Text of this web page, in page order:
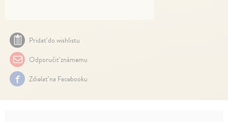
Pridať do wishlistu
Odporučiť známemu
Zdielať na Facebooku